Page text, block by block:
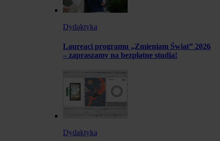
Dydaktyka
Laureaci programu „Zmieniam Świat” 2026
– zapraszamy na bezpłatne studia!
Dydaktyka